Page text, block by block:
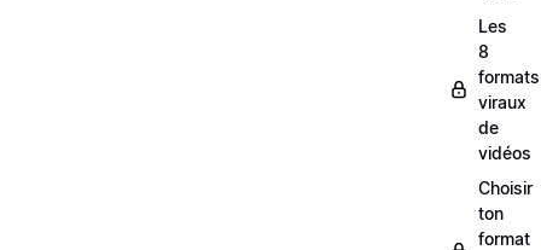
Les
8
formats
viraux
de
vidéos
Choisir
ton
format